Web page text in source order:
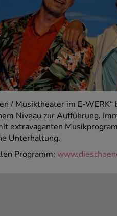
/ Musiktheater im E-
Niveau zur Aufführung.
extravaganten
Unterhaltung.
Programm: